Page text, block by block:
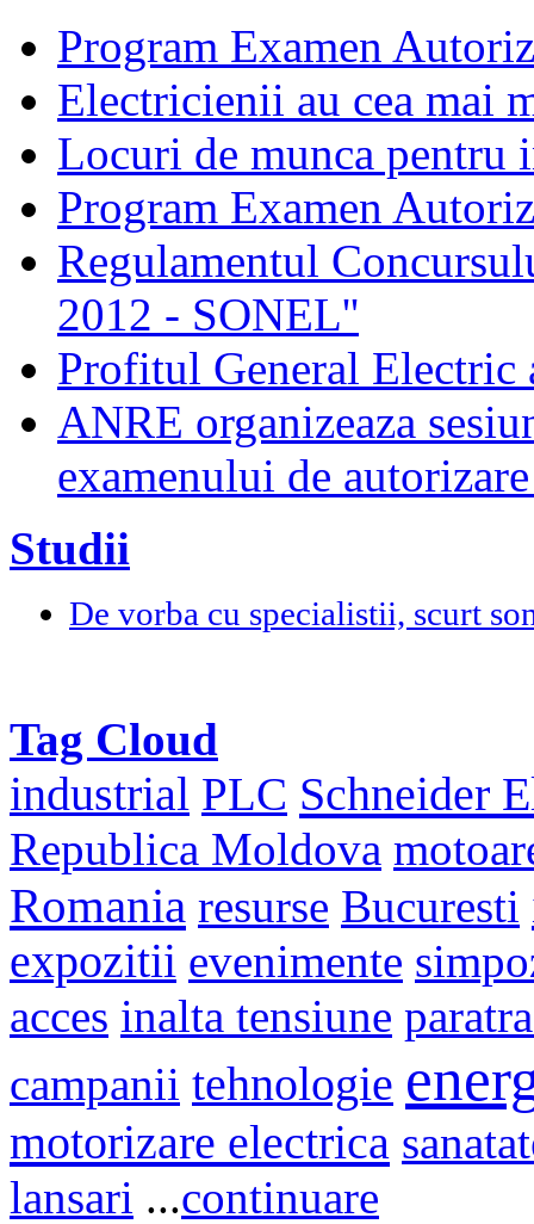
Program Examen
Electricienii au cea mai
Locuri de munca pentru
Program Examen
Regulamentul
2012 - SONEL''
Profitul General Electric
ANRE organizeaza
examenului de
Studii
De vorba cu specialistii, scurt
Tag Cloud
industrial PLC Schneider
Republica Moldova
Romania resurse Bucuresti
expozitii evenimente
acces inalta tensiune
campanii tehnologie
motorizare electrica
lansari ...continuare